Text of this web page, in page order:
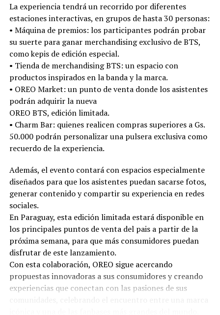
La experiencia tendrá un recorrido por diferentes
estaciones interactivas, en grupos de hasta 30 personas:
•⁠ ⁠Máquina de premios: los participantes podrán probar
su suerte para ganar merchandising exclusivo de BTS,
como kepis de edición especial.
•⁠ ⁠Tienda de merchandising BTS: un espacio con
productos inspirados en la banda y la marca.
•⁠ ⁠OREO Market: un punto de venta donde los asistentes
podrán adquirir la nueva
OREO BTS, edición limitada.
•⁠ ⁠Charm Bar: quienes realicen compras superiores a Gs.
50.000 podrán personalizar una pulsera exclusiva como
recuerdo de la experiencia.
Además, el evento contará con espacios especialmente
diseñados para que los asistentes puedan sacarse fotos,
generar contenido y compartir su experiencia en redes
sociales.
En Paraguay, esta edición limitada estará disponible en
los principales puntos de venta del pais a partir de la
próxima semana, para que más consumidores puedan
disfrutar de este lanzamiento.
Con esta colaboración, OREO sigue acercando
propuestas innovadoras a sus consumidores y creando
experiencias que conectan con las pasiones de sus